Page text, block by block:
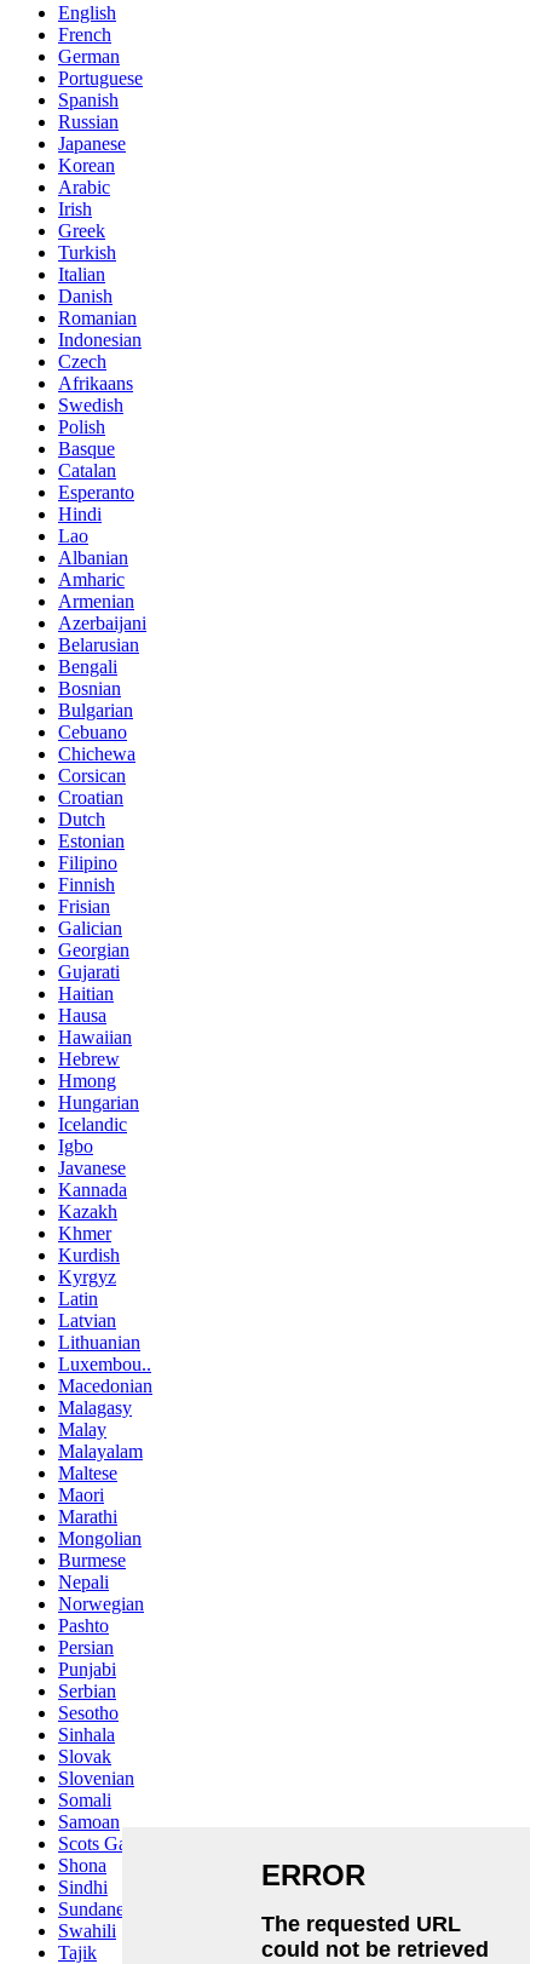
English
French
German
Portuguese
Spanish
Russian
Japanese
Korean
Arabic
Irish
Greek
Turkish
Italian
Danish
Romanian
Indonesian
Czech
Afrikaans
Swedish
Polish
Basque
Catalan
Esperanto
Hindi
Lao
Albanian
Amharic
Armenian
Azerbaijani
Belarusian
Bengali
Bosnian
Bulgarian
Cebuano
Chichewa
Corsican
Croatian
Dutch
Estonian
Filipino
Finnish
Frisian
Galician
Georgian
Gujarati
Haitian
Hausa
Hawaiian
Hebrew
Hmong
Hungarian
Icelandic
Igbo
Javanese
Kannada
Kazakh
Khmer
Kurdish
Kyrgyz
Latin
Latvian
Lithuanian
Luxembou..
Macedonian
Malagasy
Malay
Malayalam
Maltese
Maori
Marathi
Mongolian
Burmese
Nepali
Norwegian
Pashto
Persian
Punjabi
Serbian
Sesotho
Sinhala
Slovak
Slovenian
Somali
Samoan
Scots Gaelic
Shona
Sindhi
Sundanese
Swahili
Tajik